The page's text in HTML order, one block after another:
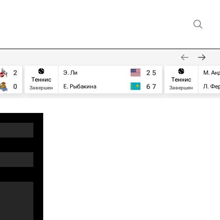
2
0
Теннис
Завершен
Э. Ли
Е. Рыбакина
2 5
6 7
Теннис
Завершен
М.
Л.